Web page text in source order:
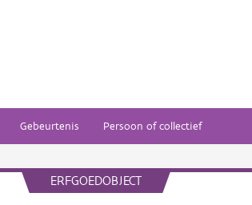
Gebeurtenis Persoon of collectief
ERFGOEDOBJECT